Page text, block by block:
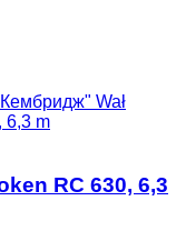
Wał
6,3 m
RC 630, 6,3